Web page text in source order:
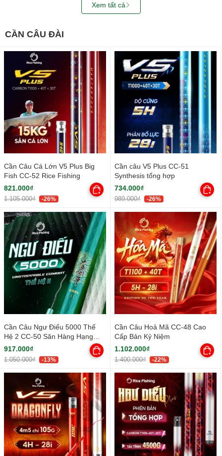
Xem tất cả
CẦN CÂU ĐÀI
Cần Câu Cá Lớn V5 Plus Big
Fish CC-52 Rice Fishing
821.000₫
1.105.000₫ -26%
Cần câu V5 Plus CC-51
Synthesis tổng hợp
734.000₫
989.000₫ -26%
Cần Câu Ngư Điếu 5000 Thế
Hệ 2 CC-50 Săn Hàng Hạng
Nhẹ
917.000₫
1.050.000₫ -13%
Cần Câu Hoả Mã CC-48 Cao
Cấp Bản Kỷ Niệm
1.102.000₫
1.400.000₫ -22%